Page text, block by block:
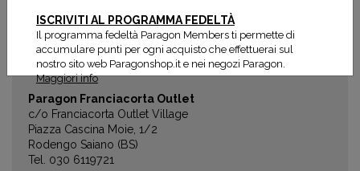
E-Mail:lidodicamaiore@paragonshop.it
Paragon Franciacorta Outlet
c/o Franciacorta Outlet Village
Piazza Cascina Moie, 1/2
Rodengo Saiano (BS)
Tel. 030 6119721
ISCRIVITI AL PROGRAMMA FEDELTÀ
Il programma fedeltà Paragon Members ti permette di
accumulare punti per ogni acquisto che effettuerai sul
nostro sito web Paragonshop.it e nei negozi Paragon.
Maggiori info